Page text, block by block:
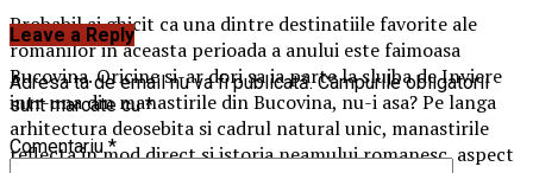
Probabil ai ghicit ca una dintre destinatiile favorite ale
romanilor in aceasta perioada a anului este faimoasa
Bucovina. Oricine si-ar dori sa ia parte la slujba de Inviere
intr-una din manastirile din Bucovina, nu-i asa? Pe langa
arhitectura deosebita si cadrul natural unic, manastirile
reflecta in mod direct si istoria neamului romanesc, aspect
Leave a Reply
Adresa ta de email nu va fi publicată. Câmpurile obligatorii
sunt marcate cu*
Comentariu*